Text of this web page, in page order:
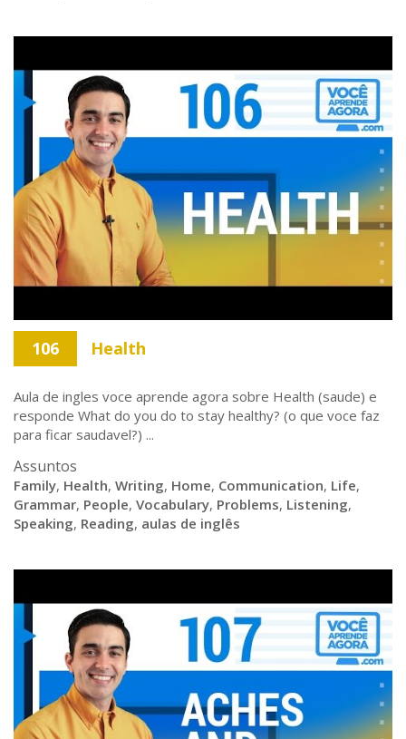
106 Health
Aula de ingles voce aprende agora sobre Health (saude) e
responde What do you do to stay healthy? (o que voce faz
para ficar saudavel?) ...
Assuntos
Family, Health, Writing, Home, Communication, Life,
Grammar, People, Vocabulary, Problems, Listening,
Speaking, Reading, aulas de inglês